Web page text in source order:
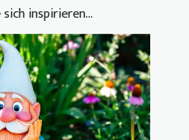
inspirieren...